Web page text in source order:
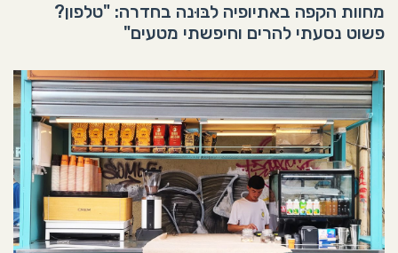
מחוות הקפה באתיופיה לבּוּנה בחדרה: "טלפון?
פשוט נסעתי להרים וחיפשתי מטעים"